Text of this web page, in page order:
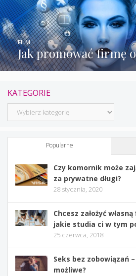
Jak promować firmę
FILM
KATEGORIE
Kategorie
Popularne
Czy komornik może
za prywatne długi?
28 stycznia, 2020
Chcesz założyć
jakie studia ci w tym
25 czerwca, 2018
Seks bez zobowiązań
możliwe?